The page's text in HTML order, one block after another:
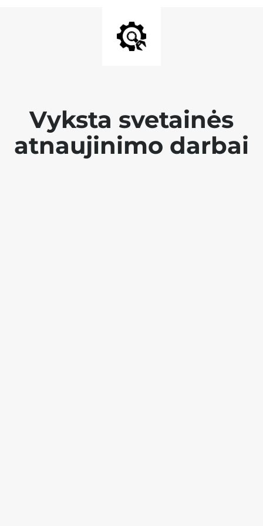
Vyksta svetainės
atnaujinimo darbai